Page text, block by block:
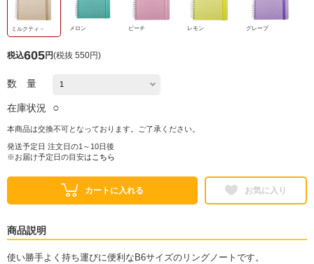
ミルクティ－ メロン ピーチ レモン グレープ
税込605円(税抜 550円)
数 量
在庫状況 ○
本商品は交換不可となっております。ご了承ください。
発送予定日 注文日の1～10日後
※お届け予定日の目安は こちら
カートに入れる お気に入り
商品説明
使い勝手よく持ち運びに便利なB6サイズのリングノートです。